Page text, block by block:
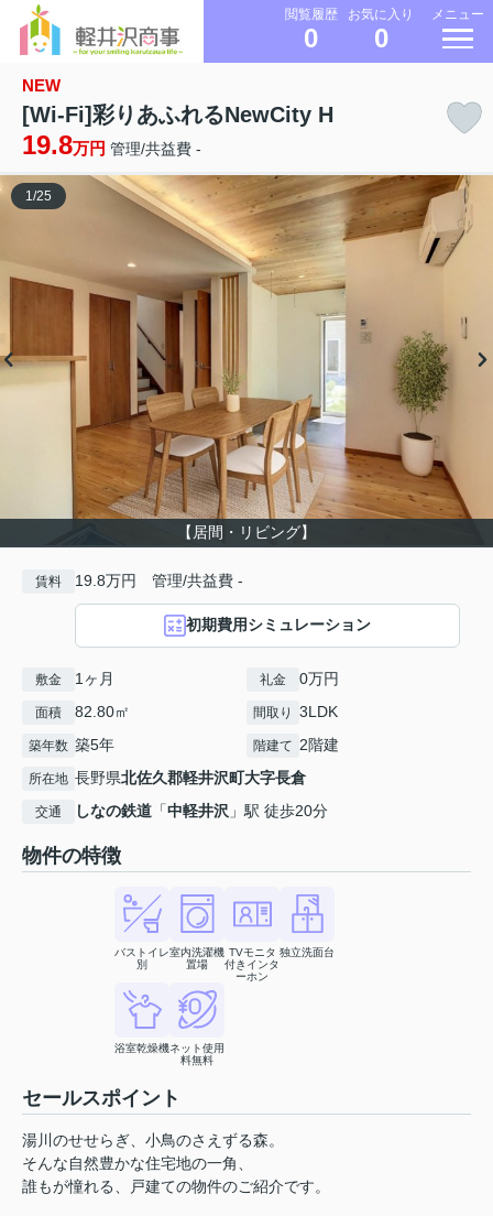
閲覧履歴
0
お気に入り
0
メニュー
NEW
[Wi-Fi]彩りあふれるNewCity H
19.8万円 管理/共益費 -
【居間・リビング】
1/25
賃料 19.8万円 管理/共益費 -
初期費用シミュレーション
敷金 1ヶ月 礼金 0万円
面積 82.80㎡ 間取り 3LDK
築年数 築5年 階建て 2階建
所在地 長野県北佐久郡軽井沢町大字長倉
交通 しなの鉄道 「中軽井沢 」駅 徒歩20分
物件の特徴
バストイレ
別
室内洗濯機
置場
TVモニタ
付きインタ
ーホン
独立洗面台
浴室乾燥機ネット使用
料無料
セールスポイント
湯川のせせらぎ、小鳥のさえずる森。
そんな自然豊かな住宅地の一角、
誰もが憧れる、戸建ての物件のご紹介です。